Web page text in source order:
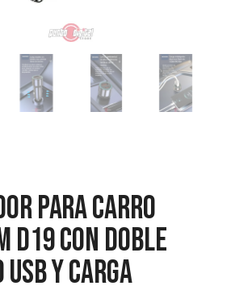
PARA CARRO
D19 CON DOBLE
USB Y CARGA